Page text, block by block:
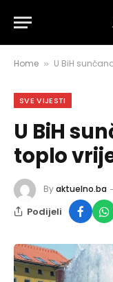
Home » U BiH
SVE VIJESTI
U BiH
toplo
Byaktuelno.ba
Podijeli